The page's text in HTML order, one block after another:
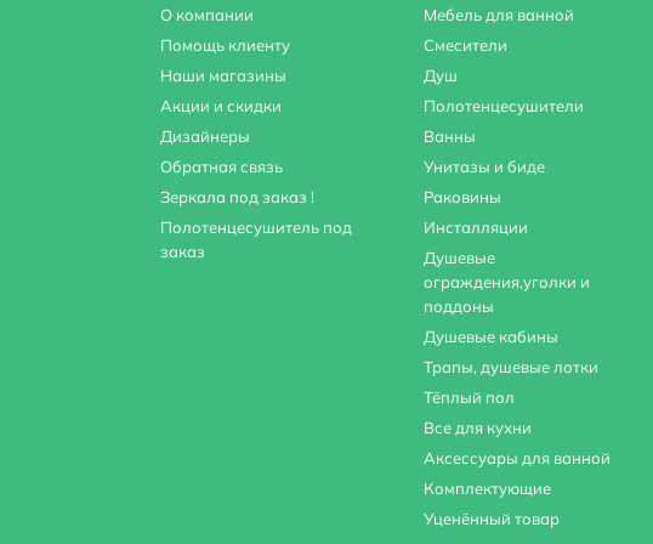
О компании
Помощь клиенту
Наши магазины
Акции и скидки
Дизайнеры
Обратная связь
Зеркала под заказ !
Полотенцесушитель под
заказ
Мебель для ванной
Смесители
Душ
Полотенцесушители
Ванны
Унитазы и биде
Раковины
Инсталляции
Душевые
ограждения,уголки и
поддоны
Душевые кабины
Трапы, душевые лотки
Тёплый пол
Все для кухни
Аксессуары для ванной
Комплектующие
Уценённый товар